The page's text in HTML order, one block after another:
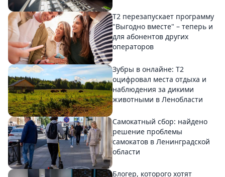
Т2 перезапускает программу
"Выгодно вместе" – теперь и
для абонентов других
операторов
Зубры в онлайне: Т2
оцифровал места отдыха и
наблюдения за дикими
животными в Ленобласти
Самокатный сбор: найдено
решение проблемы
самокатов в Ленинградской
области
Блогер, которого хотят